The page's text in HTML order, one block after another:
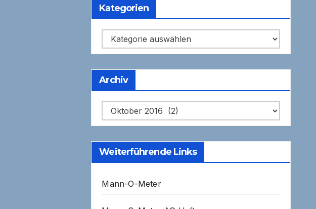
Kategorien
Kategorien
Archiv
Archiv
Weiterführende Links
Mann-O-Meter